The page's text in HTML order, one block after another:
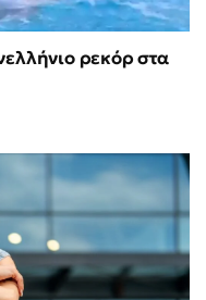
ρεκόρ στα